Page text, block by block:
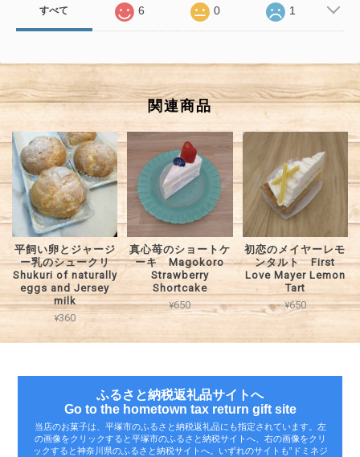
すべて 6 0 1
関連商品
平飼い卵とジャージ
ー乳のシュークリ
Shukuri of naturally
eggs and Jersey
milk
¥360
真心苺のショートケ
ーキ Magokoro
Strawberry
Shortcake
¥650
初恋のメイヤーレモ
ンタルト First
Love Mayer Lemon
Tart
¥650
ふるさと納税返礼品サイトへ
Go to the hometown tax return gift site
当店のお菓子は、平塚市のふるさと納税返礼品にも指定されています。左
の画像をクリックすると平塚市のふるさと納税サイトへ、右の画像をクリ
ックすると神奈川県のふるさと納税サイトへ。いずれのサイトも‟ドミネジ